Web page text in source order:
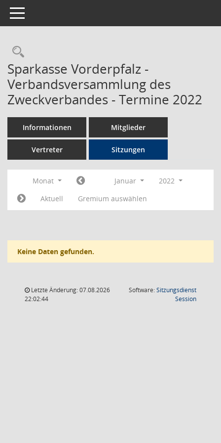
Toggle navigation
Rechercheauswahl
Sparkasse Vorderpfalz -
Verbandsversammlung des
Zweckverbandes - Termine 2022
Informationen Mitglieder
Vertreter Sitzungen
Monat Januar
2022
Aktuell
Gremium auswählen
Keine Daten gefunden.
Letzte Änderung: 07.08.2026
22:02:44
Software:Sitzungsdienst
Session(Wird in